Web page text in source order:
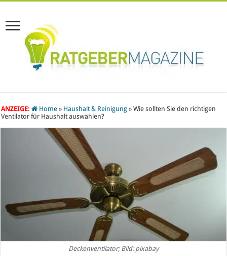
ANZEIGE: Home » Haushalt & Reinigung » Wie sollten Sie den richtigen
Ventilator für Haushalt auswählen?
Deckenventilator; Bild: pixabay